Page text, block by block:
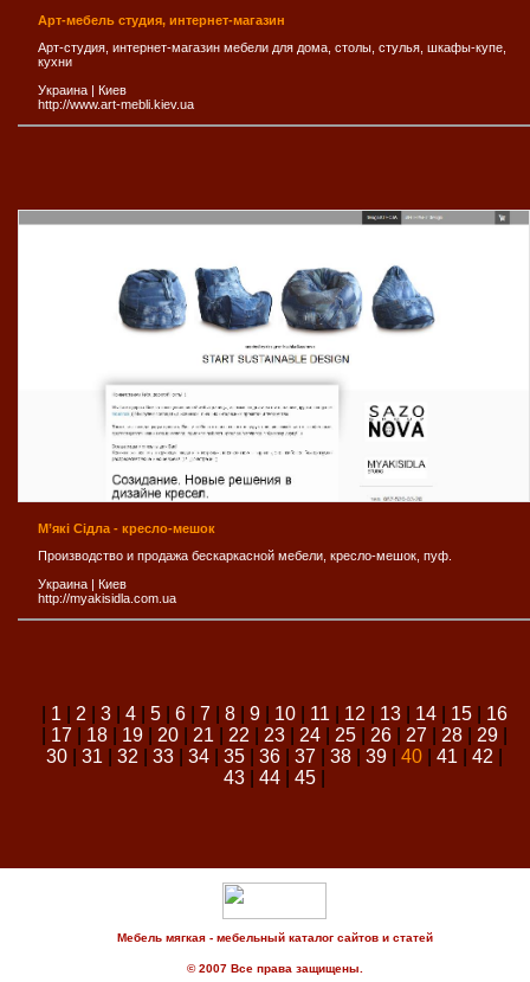
Арт-мебель студия, интернет-магазин
Арт-студия, интернет-магазин мебели для дома, столы, стулья, шкафы-купе,
кухни
Украина | Киев
http://www.art-mebli.kiev.ua
М’які Сідла - кресло-мешок
Производство и продажа бескаркасной мебели, кресло-мешок, пуф.
Украина | Киев
http://myakisidla.com.ua
1 2 3| 4| 5| 6| 7| 8| 9| 10| 11 12 13| 14| 15| 16
17| 18| 19| 20| 21 22 23| 24| 25| 26| 27| 28| 29|
30| 31 32 33| 34| 35| 36| 37| 38| 39| 40| 41 42
43| 44| 45|
Мебель мягкая - мебельный каталог сайтов и статей
© 2007 Все права защищены.